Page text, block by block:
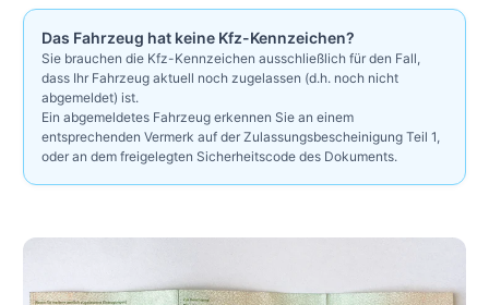
Das Fahrzeug hat keine Kfz-Kennzeichen?
Sie brauchen die Kfz-Kennzeichen ausschließlich für den Fall,
dass Ihr Fahrzeug aktuell noch zugelassen (d.h. noch nicht
abgemeldet) ist.
Ein abgemeldetes Fahrzeug erkennen Sie an einem
entsprechenden Vermerk auf der Zulassungsbescheinigung Teil 1,
oder an dem freigelegten Sicherheitscode des Dokuments.